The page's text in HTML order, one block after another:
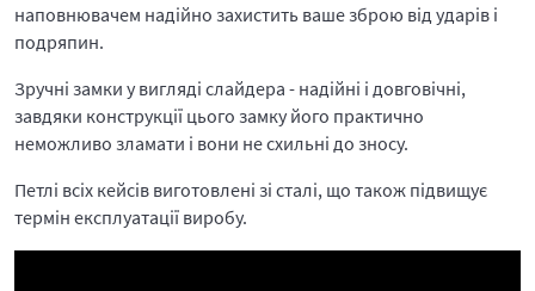
наповнювачем надійно захистить ваше зброю від ударів і
подряпин.
Зручні замки у вигляді слайдера - надійні і довговічні,
завдяки конструкції цього замку його практично
неможливо зламати і вони не схильні до зносу.
Петлі всіх кейсів виготовлені зі сталі, що також підвищує
термін експлуатації виробу.